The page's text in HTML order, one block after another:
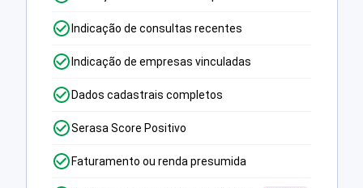
Indicação de consultas recentes
Indicação de empresas vinculadas
Dados cadastrais completos
Serasa Score Positivo
Faturamento ou renda presumida